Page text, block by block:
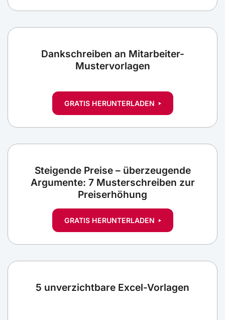
Dankschreiben an Mitarbeiter-
Mustervorlagen
GRATIS HERUNTERLADEN
Steigende Preise – überzeugende
Argumente: 7 Musterschreiben zur
Preiserhöhung
GRATIS HERUNTERLADEN
5 unverzichtbare Excel-Vorlagen